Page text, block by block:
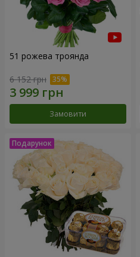
51 рожева троянда
6 152 грн
Замовити